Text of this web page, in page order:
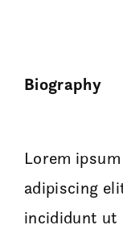
Biography
Lorem
adipiscing
incididunt ut